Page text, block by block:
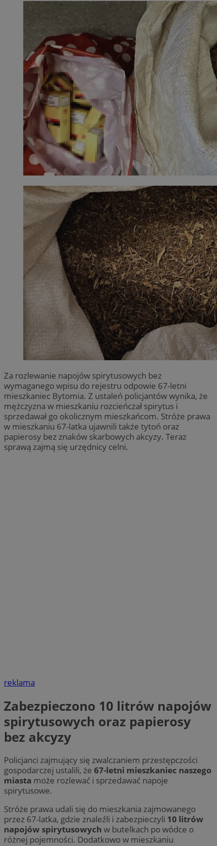
Za rozlewanie napojów spirytusowych bez
wymaganego wpisu do rejestru odpowie 67-letni
mieszkaniec Bytomia. Z ustaleń policjantów wynika, że
mężczyzna w mieszkaniu rozcieńczał spirytus i
sprzedawał go okolicznym mieszkańcom. Stróże prawa
w mieszkaniu 67-latka ujawnili także tytoń oraz
papierosy bez znaków skarbowych akcyzy. Teraz
sprawą zajmą się urzędnicy celni.
reklama
Zabezpieczono 10 litrów napojów
spirytusowych oraz papierosy
bez akcyzy
Policjanci zajmujący się zwalczaniem przestępczości
gospodarczej ustalili, że 67-letni mieszkaniec naszego
miasta może rozlewać i sprzedawać napoje
spirytusowe.
Stróże prawa udali się do mieszkania zajmowanego
przez 67-latka, gdzie znaleźli i zabezpieczyli 10 litrów
napojów spirytusowych w butelkach po wódce o
różnej pojemności. Dodatkowo w mieszkaniu